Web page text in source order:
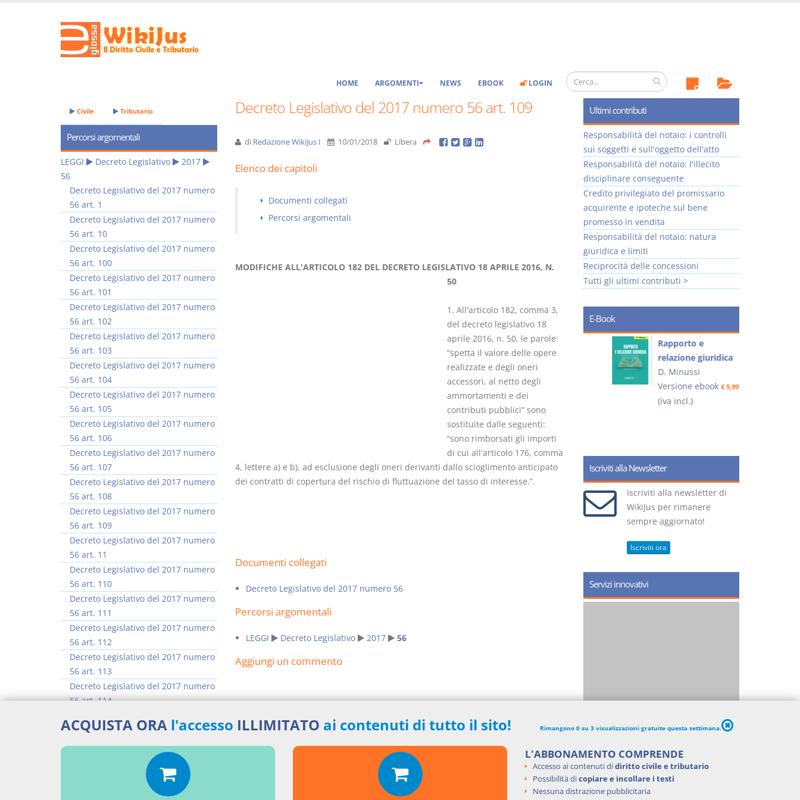
HOME ARGOMENTI NEWS EBOOK LOGIN
Decreto Legislativo del 2017 numero 56 art. 109
di Redazione WikiJus I 10/01/2018 Libera
Elenco dei capitoli
Documenti collegati
Percorsi argomentali
MODIFICHE ALL'ARTICOLO 182 DEL DECRETO LEGISLATIVO 18 APRILE 2016, N.
50
1. All'articolo 182, comma 3,
del decreto legislativo 18
aprile 2016, n. 50, le parole:
“spetta il valore delle opere
realizzate e degli oneri
accessori, al netto degli
ammortamenti e dei
contributi pubblici” sono
sostituite dalle seguenti:
“sono rimborsati gli importi
di cui all'articolo 176, comma
4, lettere a) e b), ad esclusione degli oneri derivanti dallo scioglimento anticipato
dei contratti di copertura del rischio di fluttuazione del tasso di interesse.”.
Documenti collegati
Decreto Legislativo del 2017 numero 56
Percorsi argomentali
LEGGI Decreto Legislativo 2017 56
Aggiungi un commento
Civile Tributario
Percorsi argomentali
LEGGI Decreto Legislativo
2017
56
Decreto Legislativo del 2017 numero
56 art. 1
Decreto Legislativo del 2017 numero
56 art. 10
Decreto Legislativo del 2017 numero
56 art. 100
Decreto Legislativo del 2017 numero
56 art. 101
Decreto Legislativo del 2017 numero
56 art. 102
Decreto Legislativo del 2017 numero
56 art. 103
Decreto Legislativo del 2017 numero
56 art. 104
Decreto Legislativo del 2017 numero
56 art. 105
Decreto Legislativo del 2017 numero
56 art. 106
Decreto Legislativo del 2017 numero
56 art. 107
Decreto Legislativo del 2017 numero
56 art. 108
Decreto Legislativo del 2017 numero
56 art. 109
Decreto Legislativo del 2017 numero
56 art. 11
Decreto Legislativo del 2017 numero
56 art. 110
Decreto Legislativo del 2017 numero
56 art. 111
Decreto Legislativo del 2017 numero
56 art. 112
Decreto Legislativo del 2017 numero
56 art. 113
Decreto Legislativo del 2017 numero
56 art. 114
56 art. 115
Decreto Legislativo del 2017 numero
>> Vai all'argomento completo
Ultimi contributi
Responsabilità del notaio: i controlli
sui soggetti e sull'oggetto dell'atto
Responsabilità del notaio: l'illecito
disciplinare conseguente
Credito privilegiato del promissario
acquirente e ipoteche sul bene
promesso in vendita
Responsabilità del notaio: natura
giuridica e limiti
Reciprocità delle concessioni
Tutti gli ultimi contributi >
E-Book
I Vincoli Preliminari
D. Minussi
Versione ebook
(iva incl.)
Prescrizione e
decadenza
D. Minussi
Versione ebook
(iva incl.)
Rapporto e
relazione giuridica
D. Minussi
Versione ebook€ 5,99
(iva incl.)
Iscriviti alla Newsletter
Iscriviti alla newsletter di
WikiJus per rimanere
sempre aggiornato!
Iscriviti ora
Servizi innovativi
ACQUISTA ORA l'accesso ILLIMITATO ai contenuti di tutto il sito! Rimangono 0 su 3 visualizzazioni gratuite questa settimana.
L'ABBONAMENTO COMPRENDE
Accesso ai contenuti didiritto civile e tributario
Possibilità dicopiare e incollare i testi
Nessuna distrazione pubblicitaria